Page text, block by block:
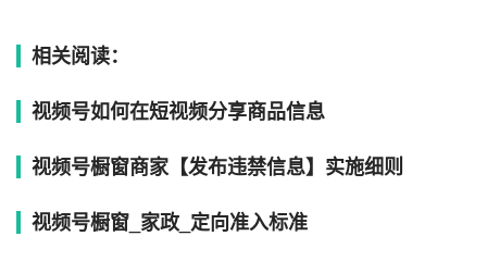
相关阅读：
视频号如何在短视频分享商品信息
视频号橱窗商家【发布违禁信息】实施细则
视频号橱窗_家政_定向准入标准